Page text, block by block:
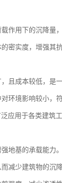
作用下的沉降量
密实度，增强其
且成本较低，是
环境影响较小，
应用于各类建筑工
地基的承载能力。
减少建筑物的沉降